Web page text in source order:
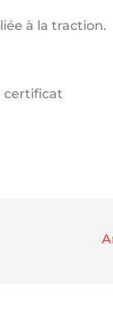
à la traction.
certificat